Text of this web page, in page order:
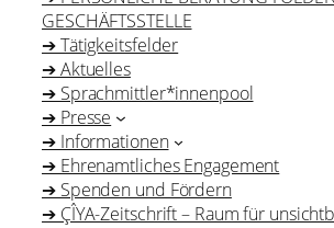
GESCHÄFTSSTELLE
➔ Tätigkeitsfelder
➔ Aktuelles
➔ Sprachmittler*innenpool
➔ Presse
➔ Informationen
➔ Ehrenamtliches Engagement
➔ Spenden und Fördern
➔ ÇÎYA-Zeitschrift – Raum für